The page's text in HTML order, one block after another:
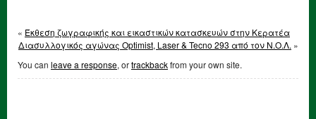
« Έκθεση ζωγραφικής και εικαστικών κατασκευών στην Κερατέα
Διασυλλογικός αγώνας Optimist, Laser & Tecno 293 από τον Ν.Ο.Λ. »
You can leave a response, ortrackbackfrom your own site.